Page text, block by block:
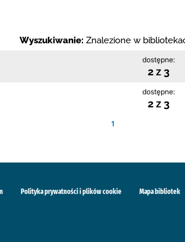
Wyszukiwanie: Znalezione w
dostępne:
2 z 3
dostępne:
2 z 3
1
Polityka prywatności i plików cookie Mapa bibliotek